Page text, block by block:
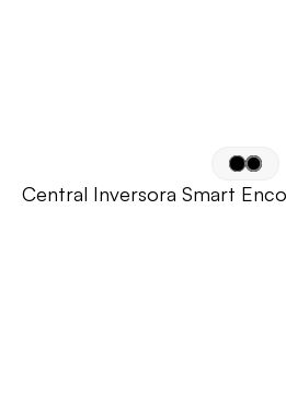
Central Inversora Smart